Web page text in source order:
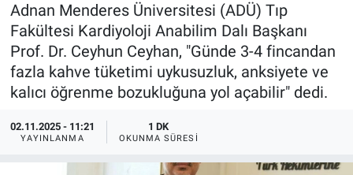
Adnan Menderes Üniversitesi (ADÜ) Tıp
Fakültesi Kardiyoloji Anabilim Dalı Başkanı
Prof. Dr. Ceyhun Ceyhan, "Günde 3-4 fincandan
fazla kahve tüketimi uykusuzluk, anksiyete ve
kalıcı öğrenme bozukluğuna yol açabilir" dedi.
02.11.2025 - 11:21
YAYINLANMA
1 DK
OKUNMA SÜRESI